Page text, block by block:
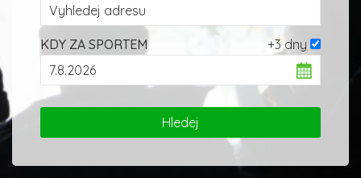
+3 dny
KDY ZA SPORTEM